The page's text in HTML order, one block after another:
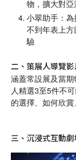
物，擴大對亞
小翠助手：
不到年表上
驗
二、策展人導覽影
涵蓋常設展及當
人精選3至5件不
的選擇、如何欣賞
三、沉浸式互動劇